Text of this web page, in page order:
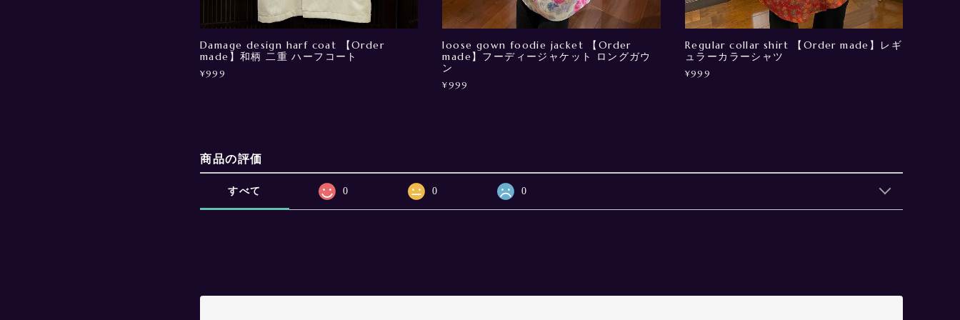
Damage design harf coat 【Order
made】和柄 二重 ハーフコート
¥999
loose gown foodie jacket 【Order
made】フーディージャケット ロングガウ
ン
¥999
Regular collar shirt 【Order made】レギ
ュラーカラーシャツ
¥999
商品の評価
すべて 0 0 0